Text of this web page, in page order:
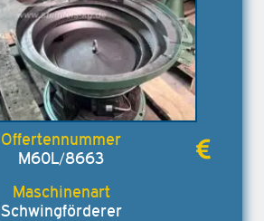
M60L/8663
Schwingförderer